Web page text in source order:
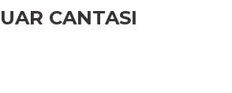
CANTASI